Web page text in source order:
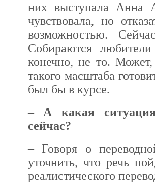
них выступала Анна
чувствовала, но
возможностью.
Собираются
конечно, не то.
такого масштаба
был бы в курсе.
– А какая ситуация
сейчас?
– Говоря о
уточнить, что речь
реалистического